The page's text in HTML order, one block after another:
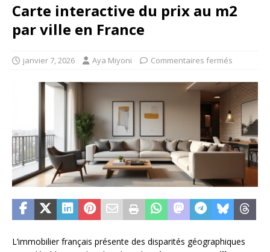
Carte interactive du prix au m2
par ville en France
janvier 7, 2026 Aya Miyoni Commentaires fermés
L’immobilier français présente des disparités géographiques